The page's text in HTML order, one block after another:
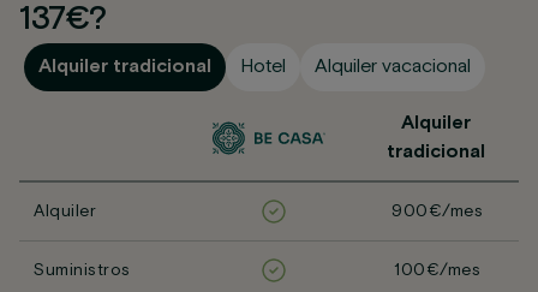
137€?
Alquiler tradicional Hotel Alquiler vacacional
Alquiler
tradicional
Alquiler 900€/mes
Suministros 100€/mes